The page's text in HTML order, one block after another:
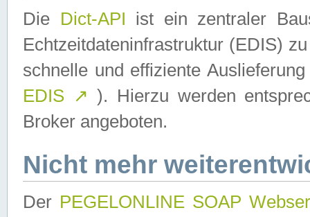
Die Dict-API ist ein zentraler
Echtzeitdateninfrastruktur (EDIS)
schnelle und effiziente
EDIS ↗ ). Hierzu werden
Broker angeboten.
Nicht mehr
Der PEGELONLINE SOAP